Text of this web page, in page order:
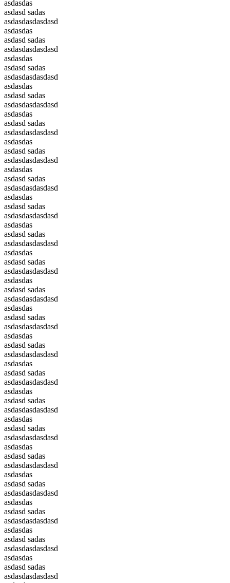
asdasdas
asdasd sadas
asdasdasdasdasd
asdasdas
asdasd sadas
asdasdasdasdasd
asdasdas
asdasd sadas
asdasdasdasdasd
asdasdas
asdasd sadas
asdasdasdasdasd
asdasdas
asdasd sadas
asdasdasdasdasd
asdasdas
asdasd sadas
asdasdasdasdasd
asdasdas
asdasd sadas
asdasdasdasdasd
asdasdas
asdasd sadas
asdasdasdasdasd
asdasdas
asdasd sadas
asdasdasdasdasd
asdasdas
asdasd sadas
asdasdasdasdasd
asdasdas
asdasd sadas
asdasdasdasdasd
asdasdas
asdasd sadas
asdasdasdasdasd
asdasdas
asdasd sadas
asdasdasdasdasd
asdasdas
asdasd sadas
asdasdasdasdasd
asdasdas
asdasd sadas
asdasdasdasdasd
asdasdas
asdasd sadas
asdasdasdasdasd
asdasdas
asdasd sadas
asdasdasdasdasd
asdasdas
asdasd sadas
asdasdasdasdasd
asdasdas
asdasd sadas
asdasdasdasdasd
asdasdas
asdasd sadas
asdasdasdasdasd
asdasdas
asdasd sadas
asdasdasdasdasd